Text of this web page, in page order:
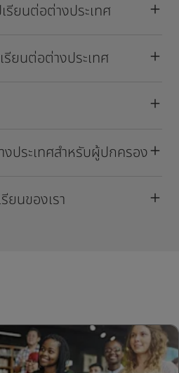
รียนต่อต่างประเทศ
ยนต่อต่างประเทศ
ประเทศสำหรับผู้ปกครอง
ยนของเรา